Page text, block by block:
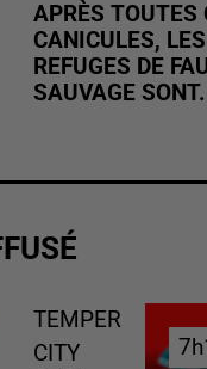
APRÈS TOUTES
CANICULES, LES
REFUGES DE
SAUVAGE
TEMPER
CITY